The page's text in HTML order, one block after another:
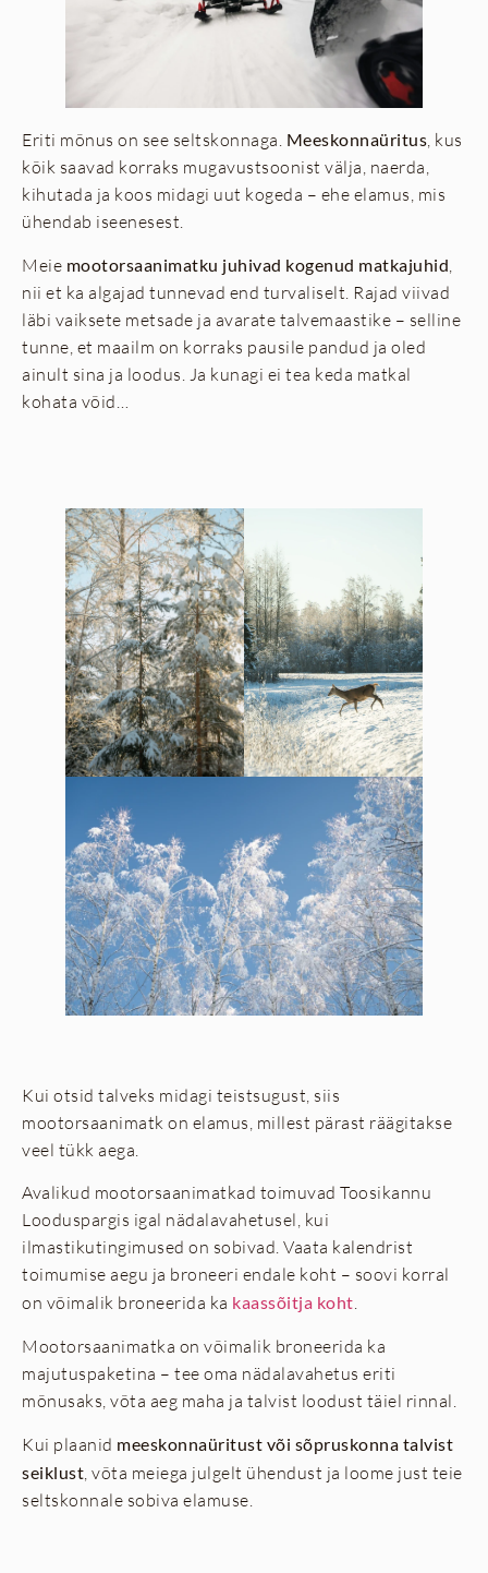
Eriti mõnus on see seltskonnaga. Meeskonnaüritus, kus
kõik saavad korraks mugavustsoonist välja, naerda,
kihutada ja koos midagi uut kogeda – ehe elamus, mis
ühendab iseenesest.
Meie mootorsaanimatku juhivad kogenud matkajuhid,
nii et ka algajad tunnevad end turvaliselt. Rajad viivad
läbi vaiksete metsade ja avarate talvemaastike – selline
tunne, et maailm on korraks pausile pandud ja oled
ainult sina ja loodus. Ja kunagi ei tea keda matkal
kohata võid…
Kui otsid talveks midagi teistsugust, siis
mootorsaanimatk on elamus, millest pärast räägitakse
veel tükk aega.
Avalikud mootorsaanimatkad toimuvad Toosikannu
Looduspargis igal nädalavahetusel, kui
ilmastikutingimused on sobivad. Vaata kalendrist
toimumise aegu ja broneeri endale koht – soovi korral
on võimalik broneerida ka kaassõitja koht.
Mootorsaanimatka on võimalik broneerida ka
majutuspaketina – tee oma nädalavahetus eriti
mõnusaks, võta aeg maha ja talvist loodust täiel rinnal.
Kui plaanid meeskonnaüritust või sõpruskonna talvist
seiklust , võta meiega julgelt ühendust ja loome just teie
seltskonnale sobiva elamuse.